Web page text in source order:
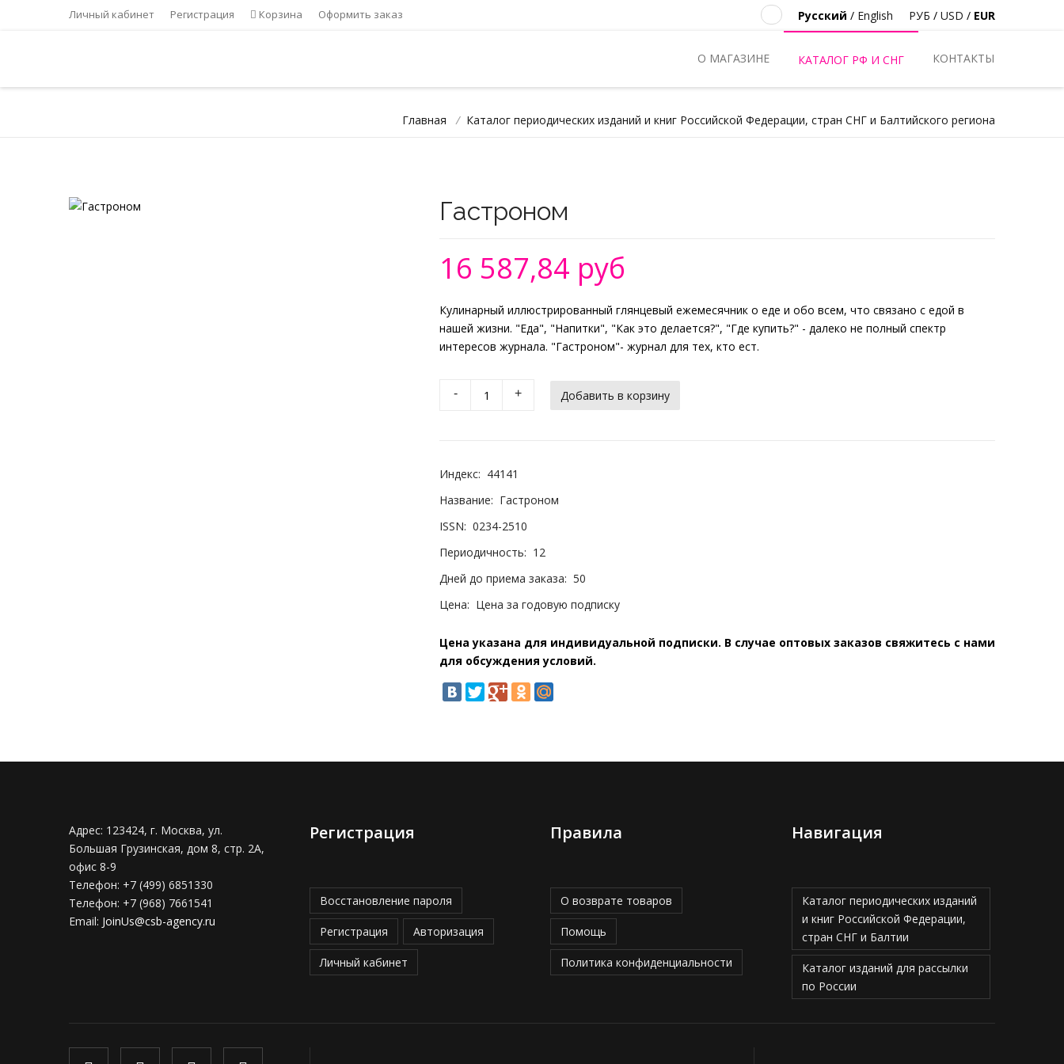
Личный кабинет Регистрация Корзина Оформить заказ РУБ / USD / EUR
Русский / English
О МАГАЗИНЕ КАТАЛОГ РФ И СНГ КОНТАКТЫ
Главная / Каталог периодических изданий и книг Российской Федерации, стран СНГ и Балтийского региона
Гастроном
16 587,84 руб
Кулинарный иллюстрированный глянцевый ежемесячник о еде и обо всем, что связано с едой в
нашей жизни. "Еда", "Напитки", "Как это делается?", "Где купить?" - далеко не полный спектр
интересов журнала. "Гастроном"- журнал для тех, кто ест.
- +
Индекс: 44141
Название: Гастроном
ISSN: 0234-2510
Периодичность: 12
Дней до приема заказа: 50
Цена: Цена за годовую подписку
Цена указана для индивидуальной подписки. В случае оптовых заказов свяжитесь с нами
для обсуждения условий.
Адрес: 123424, г. Москва, ул.
Большая Грузинская, дом 8, стр. 2А,
офис 8-9
Телефон: +7 (499) 6851330
Телефон: +7 (968) 7661541
Email: JoinUs@csb-agency.ru
Регистрация
Восстановление пароля
Регистрация Авторизация
Личный кабинет
Правила
О возврате товаров
Помощь
Политика конфиденциальности
Навигация
Каталог периодических изданий
и книг Российской Федерации,
стран СНГ и Балтии
Каталог изданий для рассылки
по России